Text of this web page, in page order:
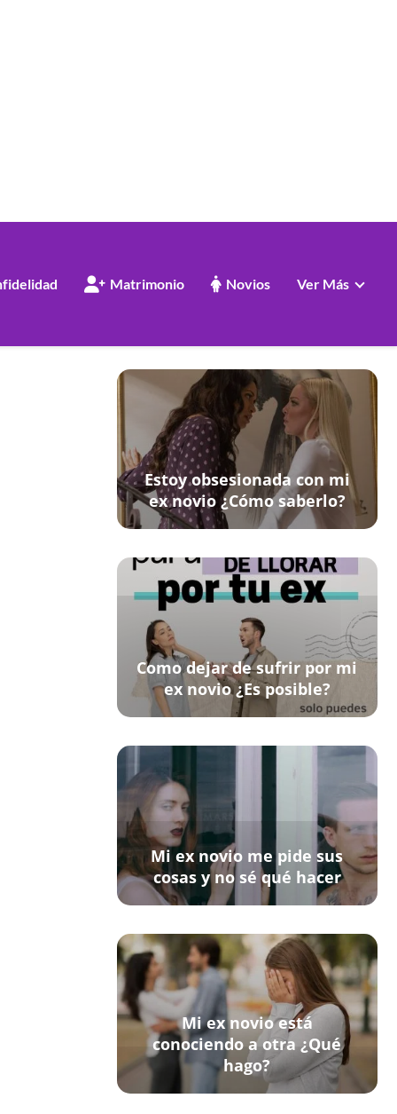
Matrimonio Novios Ver Más
Estoy obsesionada con mi
ex novio ¿Cómo saberlo?
Como dejar de sufrir por mi
ex novio ¿Es posible?
Mi ex novio me pide sus
cosas y no sé qué hacer
Mi ex novio está
conociendo a otra ¿Qué
hago?